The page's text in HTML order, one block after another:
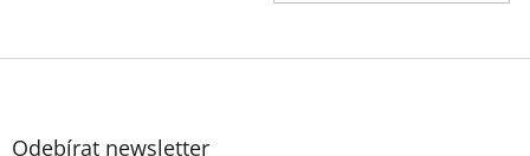
Z
Odebírat newsletter